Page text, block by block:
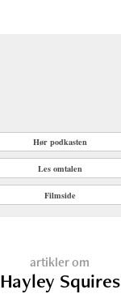
Hør podkasten
Les omtalen
Filmside
artikler om
Hayley Squires